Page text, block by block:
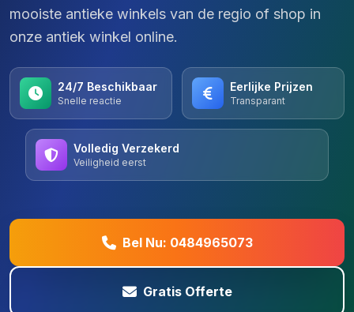
mooiste antieke winkels van de regio of shop in
onze antiek winkel online.
24/7 Beschikbaar
Snelle reactie
Eerlijke Prijzen
Transparant
Volledig Verzekerd
Veiligheid eerst
Bel Nu: 0484965073
Gratis Offerte